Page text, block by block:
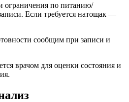
ограничения по питанию/
Если требуется натощак —
сообщим при записи и
врачом для оценки состояния и